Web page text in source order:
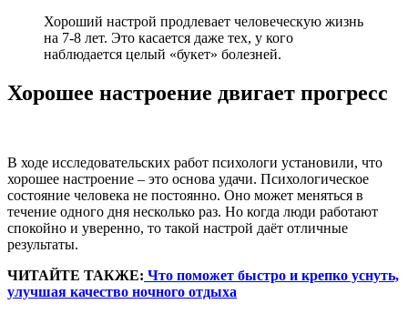
Хороший настрой продлевает человеческую жизнь
на 7-8 лет. Это касается даже тех, у кого
наблюдается целый «букет» болезней.
Хорошее настроение двигает прогресс
В ходе исследовательских работ психологи установили, что
хорошее настроение – это основа удачи. Психологическое
состояние человека не постоянно. Оно может меняться в
течение одного дня несколько раз. Но когда люди работают
спокойно и уверенно, то такой настрой даёт отличные
результаты.
ЧИТАЙТЕ ТАКЖЕ: Что поможет быстро и крепко уснуть,
улучшая качество ночного отдыха